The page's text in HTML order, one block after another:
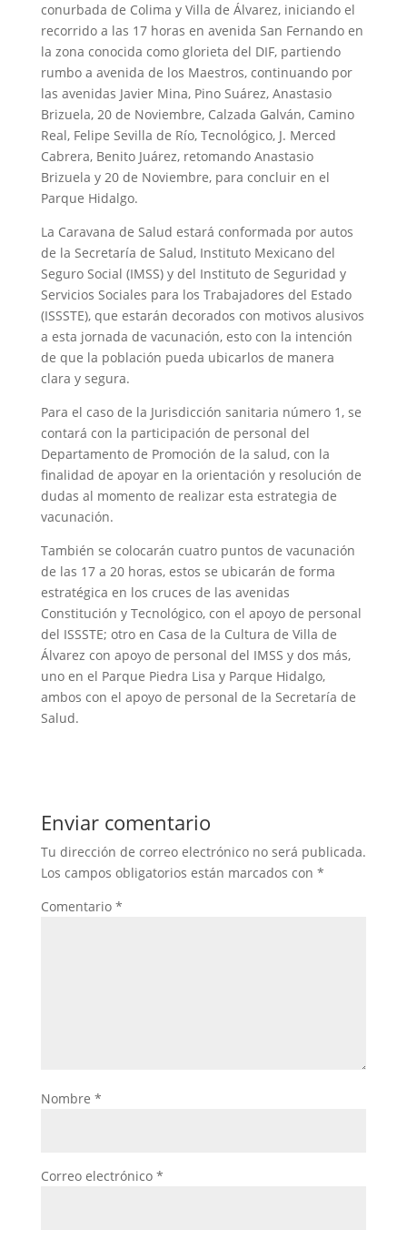
conurbada de Colima y Villa de Álvarez, iniciando el
recorrido a las 17 horas en avenida San Fernando en
la zona conocida como glorieta del DIF, partiendo
rumbo a avenida de los Maestros, continuando por
las avenidas Javier Mina, Pino Suárez, Anastasio
Brizuela, 20 de Noviembre, Calzada Galván, Camino
Real, Felipe Sevilla de Río, Tecnológico, J. Merced
Cabrera, Benito Juárez, retomando Anastasio
Brizuela y 20 de Noviembre, para concluir en el
Parque Hidalgo.
La Caravana de Salud estará conformada por autos
de la Secretaría de Salud, Instituto Mexicano del
Seguro Social (IMSS) y del Instituto de Seguridad y
Servicios Sociales para los Trabajadores del Estado
(ISSSTE), que estarán decorados con motivos alusivos
a esta jornada de vacunación, esto con la intención
de que la población pueda ubicarlos de manera
clara y segura.
Para el caso de la Jurisdicción sanitaria número 1, se
contará con la participación de personal del
Departamento de Promoción de la salud, con la
finalidad de apoyar en la orientación y resolución de
dudas al momento de realizar esta estrategia de
vacunación.
También se colocarán cuatro puntos de vacunación
de las 17 a 20 horas, estos se ubicarán de forma
estratégica en los cruces de las avenidas
Constitución y Tecnológico, con el apoyo de personal
del ISSSTE; otro en Casa de la Cultura de Villa de
Álvarez con apoyo de personal del IMSS y dos más,
uno en el Parque Piedra Lisa y Parque Hidalgo,
ambos con el apoyo de personal de la Secretaría de
Salud.
Enviar comentario
Tu dirección de correo electrónico no será publicada.
Los campos obligatorios están marcados con *
Comentario *
Nombre *
Correo electrónico *